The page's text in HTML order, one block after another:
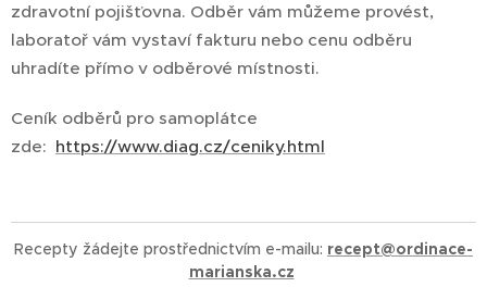
zdravotní pojišťovna. Odběr vám můžeme provést,
laboratoř vám vystaví fakturu nebo cenu odběru
uhradíte přímo v odběrové místnosti.
Ceník odběrů pro samoplátce
zde: https://www.diag.cz/ceniky.html
Recepty žádejte prostřednictvím e-mailu: recept@ordinace-
marianska.cz